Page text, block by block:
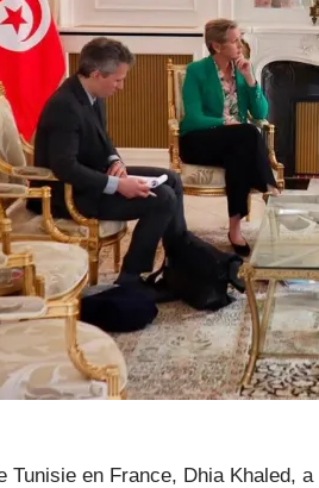
Tunisie en France, Dhia Khaled,